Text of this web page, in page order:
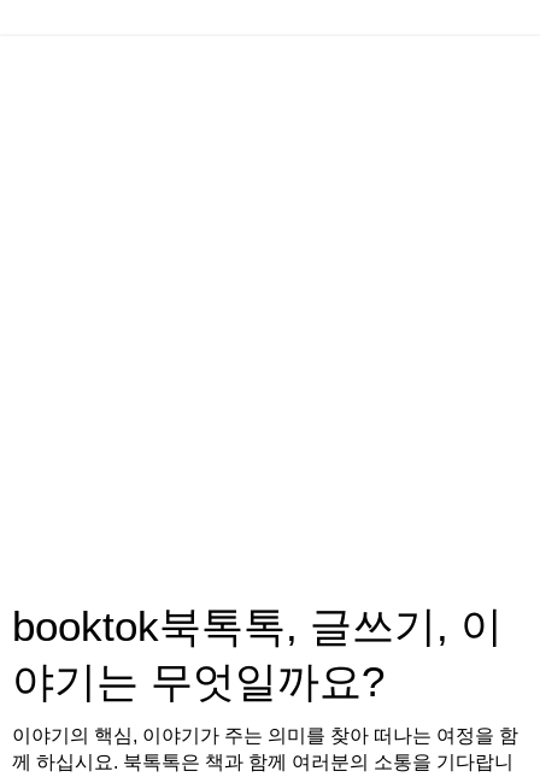
booktok북톡톡, 글쓰기, 이
야기는 무엇일까요?
이야기의 핵심, 이야기가 주는 의미를 찾아 떠나는 여정을 함
께 하십시요. 북톡톡은 책과 함께 여러분의 소통을 기다랍니